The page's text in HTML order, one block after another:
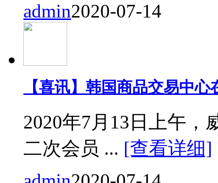
admin2020-07-14
【喜讯】韩国商品交易中
2020年7月13日上午，
二次会员 ... [查看详细]